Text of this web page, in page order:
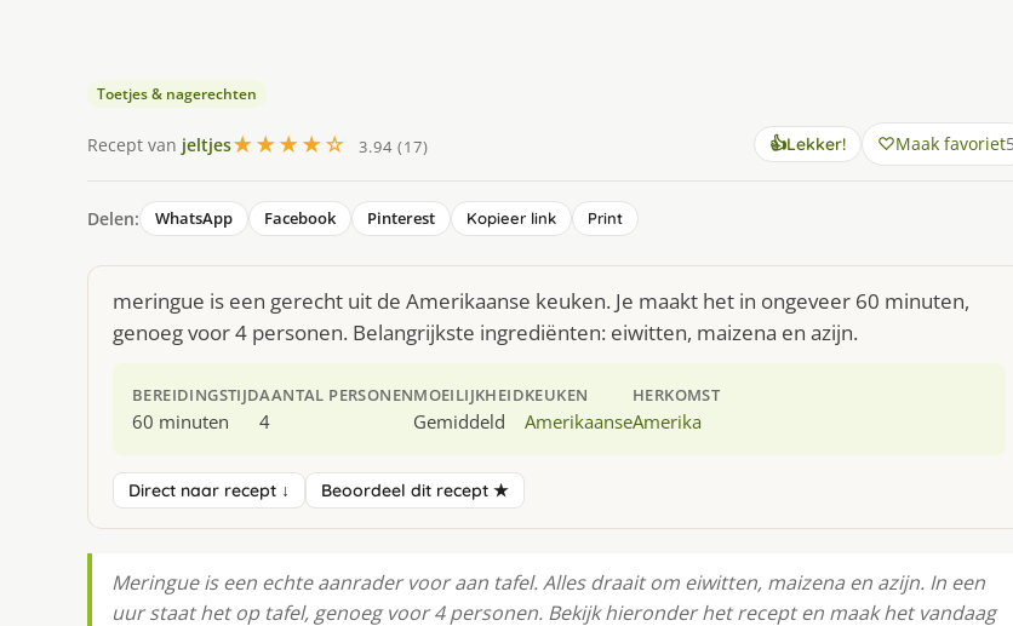
Toetjes & nagerechten
Recept van jeltjes★★★★☆ 3.94 (17) 👍Lekker! Maak favoriet5
Delen: WhatsApp Facebook Pinterest Kopieer link Print
meringue is een gerecht uit de Amerikaanse keuken. Je maakt het in ongeveer 60 minuten,
genoeg voor 4 personen. Belangrijkste ingrediënten: eiwitten, maizena en azijn.
BEREIDINGSTIJD
60 minuten
AANTAL PERSONEN
4
MOEILIJKHEID
Gemiddeld
KEUKEN
Amerikaanse
HERKOMST
Amerika
Direct naar recept ↓ Beoordeel dit recept ★
Meringue is een echte aanrader voor aan tafel. Alles draait om eiwitten, maizena en azijn. In een
uur staat het op tafel, genoeg voor 4 personen. Bekijk hieronder het recept en maak het vandaag